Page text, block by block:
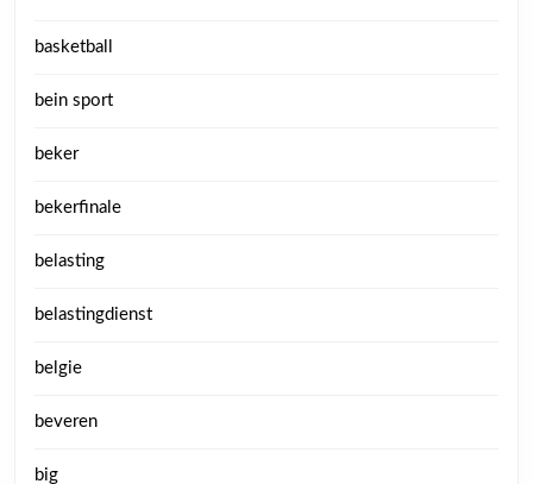
basketball
bein sport
beker
bekerfinale
belasting
belastingdienst
belgie
beveren
big